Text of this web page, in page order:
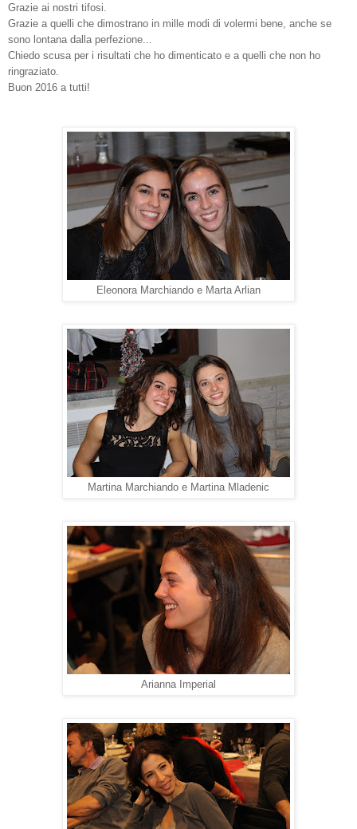
Grazie ai nostri tifosi.
Grazie a quelli che dimostrano in mille modi di volermi bene, anche se
sono lontana dalla perfezione...
Chiedo scusa per i risultati che ho dimenticato e a quelli che non ho
ringraziato.
Buon 2016 a tutti!
Eleonora Marchiando e Marta Arlian
Martina Marchiando e Martina Mladenic
Arianna Imperial